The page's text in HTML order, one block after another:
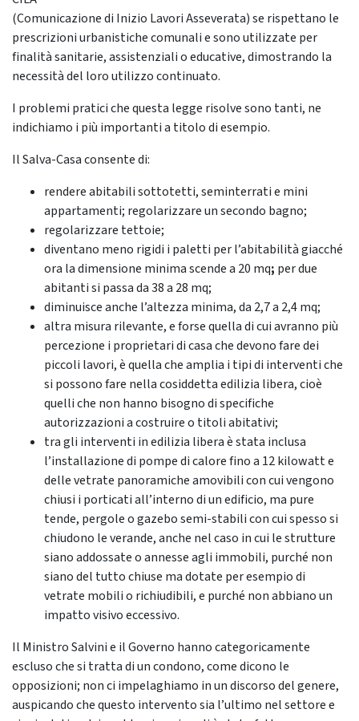
(Comunicazione di Inizio Lavori Asseverata) se rispettano le
prescrizioni urbanistiche comunali e sono utilizzate per
finalità sanitarie, assistenziali o educative, dimostrando la
necessità del loro utilizzo continuato.
I problemi pratici che questa legge risolve sono tanti, ne
indichiamo i più importanti a titolo di esempio.
Il Salva-Casa consente di:
rendere abitabili sottotetti, seminterrati e mini
appartamenti; regolarizzare un secondo bagno;
regolarizzare tettoie;
diventano meno rigidi i paletti per l’abitabilità giacché
ora la dimensione minima scende a 20 mq; per due
abitanti si passa da 38 a 28 mq;
diminuisce anche l’altezza minima, da 2,7 a 2,4 mq;
altra misura rilevante, e forse quella di cui avranno più
percezione i proprietari di casa che devono fare dei
piccoli lavori, è quella che amplia i tipi di interventi che
si possono fare nella cosiddetta edilizia libera, cioè
quelli che non hanno bisogno di specifiche
autorizzazioni a costruire o titoli abitativi;
tra gli interventi in edilizia libera è stata inclusa
l’installazione di pompe di calore fino a 12 kilowatt e
delle vetrate panoramiche amovibili con cui vengono
chiusi i porticati all’interno di un edificio, ma pure
tende, pergole o gazebo semi-stabili con cui spesso si
chiudono le verande, anche nel caso in cui le strutture
siano addossate o annesse agli immobili, purché non
siano del tutto chiuse ma dotate per esempio di
vetrate mobili o richiudibili, e purché non abbiano un
impatto visivo eccessivo.
Il Ministro Salvini e il Governo hanno categoricamente
escluso che si tratta di un condono, come dicono le
opposizioni; non ci impelaghiamo in un discorso del genere,
auspicando che questo intervento sia l’ultimo nel settore e